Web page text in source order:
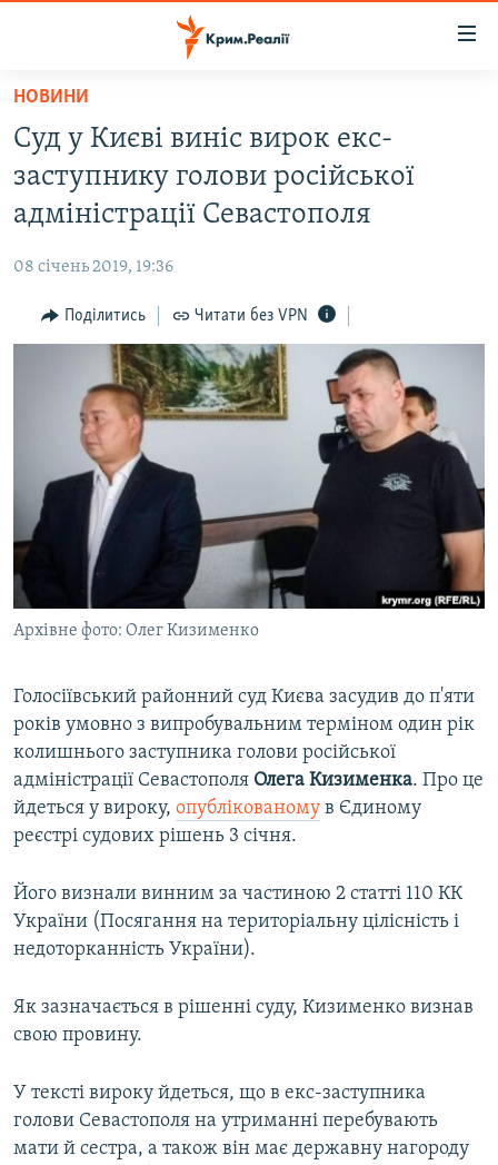
Перейти
основного
матеріалу
Перейти
до
основної
Перейти
до
ВОДА.КРИМ
ВІДЕО ТА ФОТО
БЛОГИ
ПОГЛЯД
ВСЕ ЗА ДЕНЬ
СПЕЦПРОЕКТИ
ДЕПОРТАЦІЯ
ВІДЕОУРОКИ «ELIFBE»
СВІДЧЕННЯ ОКУПАЦІЇ
УКРАЇНСЬКА ПРОБЛЕМА КРИМУ
ІНФОГРАФІКА
ЯК ОБІЙТИ БЛОКУВАННЯ
Русский
Qırımtatar
ДОЛУЧАЙСЯ!
Усі сайти RFE/RL
НОВИНИ
Суд у Києві виніс вирок екс-
заступнику голови російської
адміністрації Севастополя
08 січень 2019, 19:36
Поділитись Читати без VPN
Архівне фото: Олег Кизименко
Голосіївський районний суд Києва засудив до п'яти
років умовно з випробувальним терміном один рік
колишнього заступника голови російської
адміністрації Севастополя Олега Кизименка. Про це
йдеться у вироку, опублікованому в Єдиному
реєстрі судових рішень 3 січня.
Його визнали винним за частиною 2 статті 110 КК
України (Посягання на територіальну цілісність і
недоторканність України).
Як зазначається в рішенні суду, Кизименко визнав
свою провину.
У тексті вироку йдеться, що в екс-заступника
голови Севастополя на утриманні перебувають
мати й сестра, а також він має державну нагороду